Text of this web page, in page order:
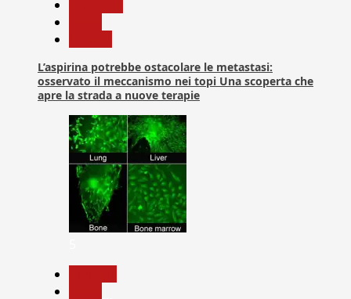
L’aspirina potrebbe ostacolare le metastasi:
osservato il meccanismo nei topi Una scoperta che
apre la strada a nuove terapie